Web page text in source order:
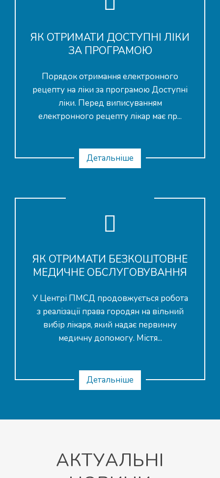
ЯК ОТРИМАТИ ДОСТУПНІ ЛІКИ
ЗА ПРОГРАМОЮ
Порядок отримання електронного
рецепту на ліки за програмою Доступні
ліки. Перед виписуванням
електронного рецепту лікар має пр...
Детальніше
ЯК ОТРИМАТИ БЕЗКОШТОВНЕ
МЕДИЧНЕ ОБСЛУГОВУВАННЯ
У Центрі ПМСД продовжується робота
з реалізації права городян на вільний
вибір лікаря, який надає первинну
медичну допомогу. Містя...
Детальніше
АКТУАЛЬНІ